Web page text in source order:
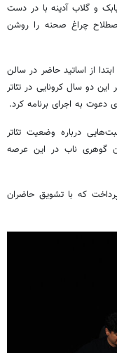
و گلاب آدینه با در دست
چراغ صحنه را روشن
از اساتید حاضر در سالن
دو سال کرونایی در تئاتر
به اجرای برنامه کرد.
درباره وضعیت تئاتر
گوهری ناب در این عرصه
که با تشویق حاضران